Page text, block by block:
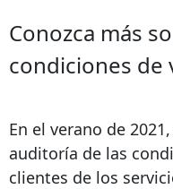
Conozca más
condiciones de
En el verano de
auditoría de las
clientes de los